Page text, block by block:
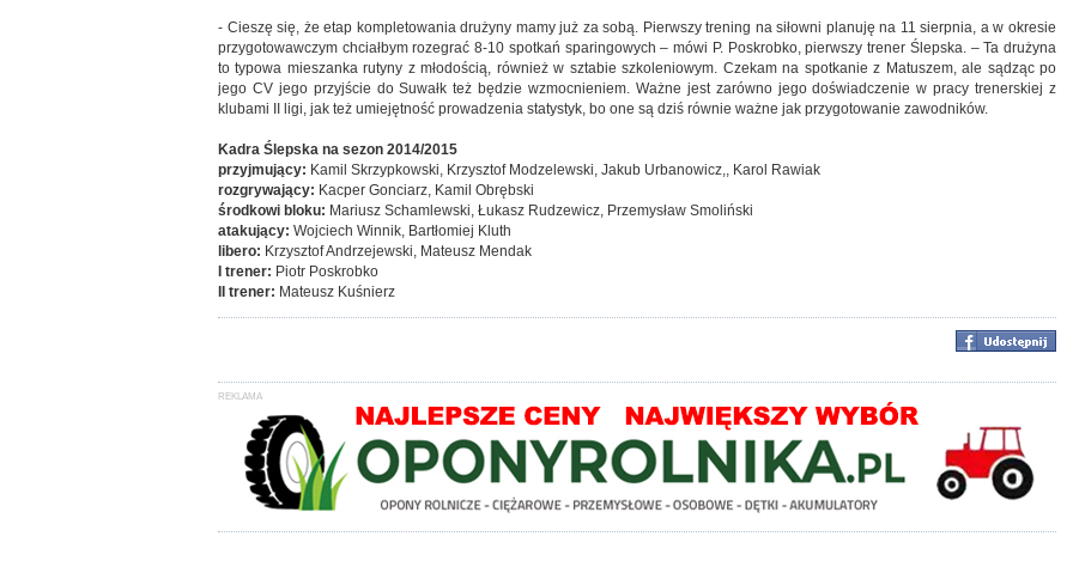
- Cieszę się, że etap kompletowania drużyny mamy już za sobą. Pierwszy trening na siłowni planuję na 11 sierpnia, a w okresie
przygotowawczym chciałbym rozegrać 8-10 spotkań sparingowych – mówi P. Poskrobko, pierwszy trener Ślepska. – Ta drużyna
to typowa mieszanka rutyny z młodością, również w sztabie szkoleniowym. Czekam na spotkanie z Matuszem, ale sądząc po
jego CV jego przyjście do Suwałk też będzie wzmocnieniem. Ważne jest zarówno jego doświadczenie w pracy trenerskiej z
klubami II ligi, jak też umiejętność prowadzenia statystyk, bo one są dziś równie ważne jak przygotowanie zawodników.
Kadra Ślepska na sezon 2014/2015
przyjmujący: Kamil Skrzypkowski, Krzysztof Modzelewski, Jakub Urbanowicz,, Karol Rawiak
rozgrywający: Kacper Gonciarz, Kamil Obrębski
środkowi bloku: Mariusz Schamlewski, Łukasz Rudzewicz, Przemysław Smoliński
atakujący: Wojciech Winnik, Bartłomiej Kluth
libero: Krzysztof Andrzejewski, Mateusz Mendak
I trener: Piotr Poskrobko
II trener: Mateusz Kuśnierz